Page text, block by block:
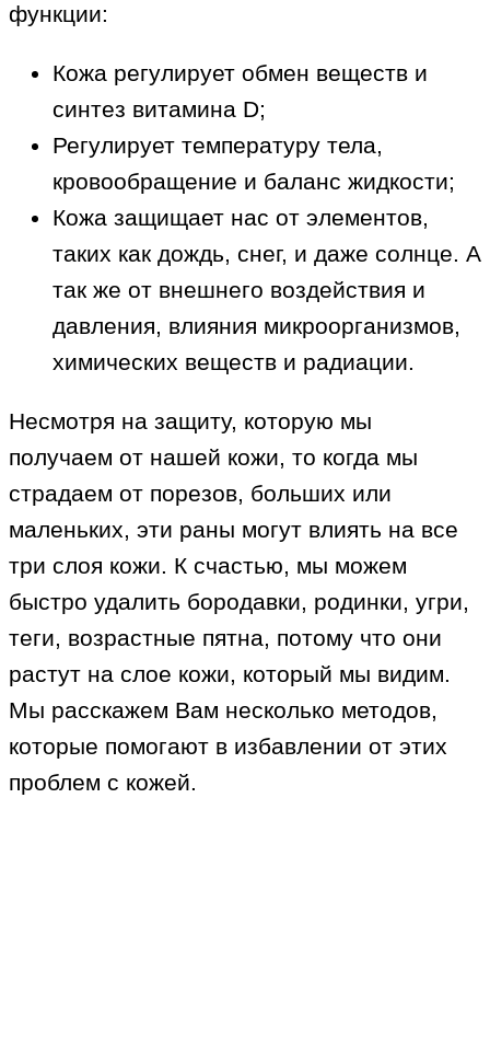
функции:
Кожа регулирует обмен веществ и
синтез витамина D;
Регулирует температуру тела,
кровообращение и баланс жидкости;
Кожа защищает нас от элементов,
таких как дождь, снег, и даже солнце. А
так же от внешнего воздействия и
давления, влияния микроорганизмов,
химических веществ и радиации.
Несмотря на защиту, которую мы
получаем от нашей кожи, то когда мы
страдаем от порезов, больших или
маленьких, эти раны могут влиять на все
три слоя кожи. К счастью, мы можем
быстро удалить бородавки, родинки, угри,
теги, возрастные пятна, потому что они
растут на слое кожи, который мы видим.
Мы расскажем Вам несколько методов,
которые помогают в избавлении от этих
проблем с кожей.